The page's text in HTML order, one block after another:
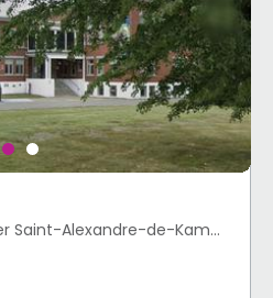
Alexandre-de-Kamouraska, QC